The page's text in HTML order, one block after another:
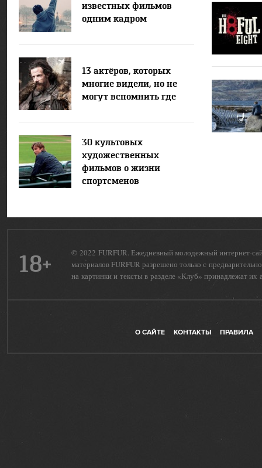
известных фильмов
одним кадром
13 актёров, которых
многие видели, но не
могут вспомнить где
30 культовых
художественных
фильмов о жизни
спортсменов
18+
© 2022 FURFUR. Ежедневный молодежный интернет-
материалов FURFUR разрешено только с
на картинки и тексты в разделе «Клуб» принадлежат их
О САЙТЕ КОНТАКТЫ ПРАВИЛА